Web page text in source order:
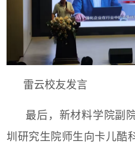
雷云校友发言
最后，新材料学院副
圳研究生院师生向卡儿酷